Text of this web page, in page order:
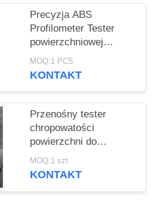
Precyzja ABS
Profilometer Tester
powierzchniowej
chropowitości
dostosowanie
MOQ:1 PCS
KONTAKT
Przenośny tester
chropowatości
powierzchni do
pomiaru płaskości
MOQ:1 szt
KONTAKT